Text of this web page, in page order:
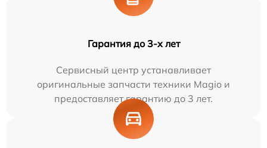
Гарантия до 3-х лет
Сервисный центр устанавливает
оригинальные запчасти техники Magio и
предоставляет гарантию до 3 лет.